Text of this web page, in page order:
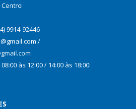
Centro
9914-92446
/
às 12:00 / 14:00 às 18:00